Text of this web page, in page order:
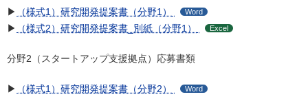
▶ （様式1）研究開発提案書（分野1） Word
▶ （様式2）研究開発提案書_別紙（分野1） Excel
分野2（スタートアップ支援拠点）応募書類
▶ （様式1）研究開発提案書（分野2） Word